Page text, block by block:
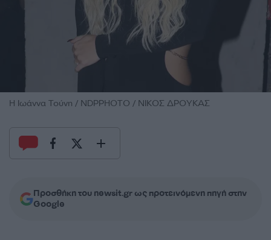
Η Ιωάννα Τούνη / NDPPHOTO / ΝΙΚΟΣ ΔΡΟΥΚΑΣ
Προσθήκη του newsit.gr ως προτεινόμενη πηγή στην
Google